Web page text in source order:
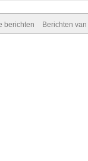
berichten Berichten